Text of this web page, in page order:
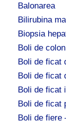
Balonarea
Bilirubina
Biopsia
Boli de colon
Boli de ficat
Boli de ficat
Boli de ficat
Boli de ficat
Boli de fiere